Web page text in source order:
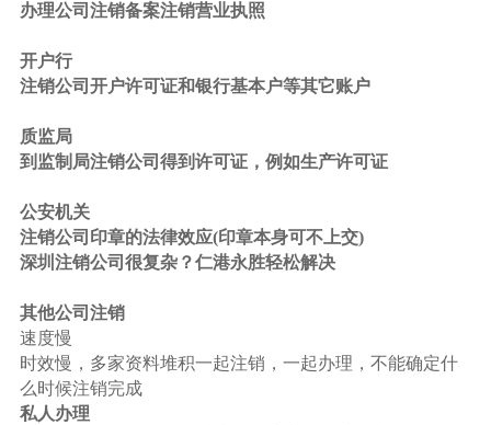
办理公司注销备案注销营业执照
开户行
注销公司开户许可证和银行基本户等其它账户
质监局
到监制局注销公司得到许可证，例如生产许可证
公安机关
注销公司印章的法律效应(印章本身可不上交)
深圳注销公司很复杂？仁港永胜轻松解决
其他公司注销
速度慢
时效慢，多家资料堆积一起注销，一起办理，不能确定什
么时候注销完成
私人办理